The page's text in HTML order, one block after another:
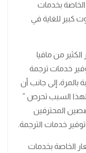
بخدمات
كبير للغاية في
من مافيا
خدمات ترجمة
بالمرة، إلى جانب أن
لهذا السبب تحرص ”
المحترفين
خدمات الترجمة.
الخاصة بخدمات